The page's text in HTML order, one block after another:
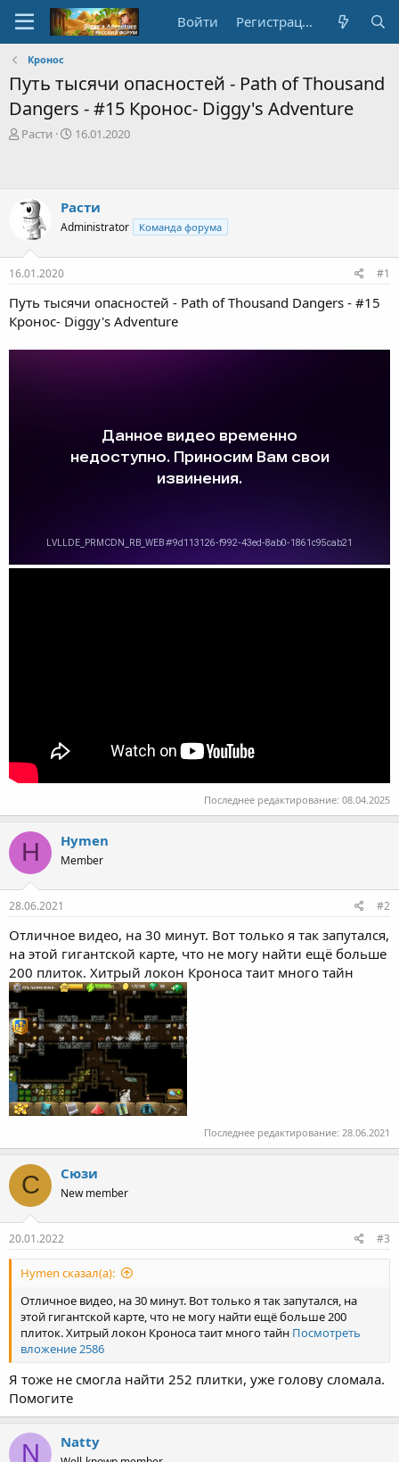
Войти Регистрация
Кронос
Путь тысячи опасностей - Path of Thousand
Dangers - #15 Кронос- Diggy's Adventure
А
т
е
м
ы
Расти
Д
о
з
а
я
16.01.2020
Расти
Administrator Команда форума
16.01.2020 #1
Путь тысячи опасностей - Path of Thousand Dangers - #15
Кронос- Diggy's Adventure
Последнее редактирование: 08.04.2025
H Hymen
Member
28.06.2021 #2
Отличное видео, на 30 минут. Вот только я так запутался,
на этой гигантской карте, что не могу найти ещё больше
200 плиток. Хитрый локон Кроноса таит много тайн
Последнее редактирование: 28.06.2021
С Сюзи
New member
20.01.2022 #3
Hymen сказал(а):
Отличное видео, на 30 минут. Вот только я так запутался, на
этой гигантской карте, что не могу найти ещё больше 200
плиток. Хитрый локон Кроноса таит много тайн Посмотреть
вложение 2586
Я тоже не смогла найти 252 плитки, уже голову сломала.
Помогите
N Natty